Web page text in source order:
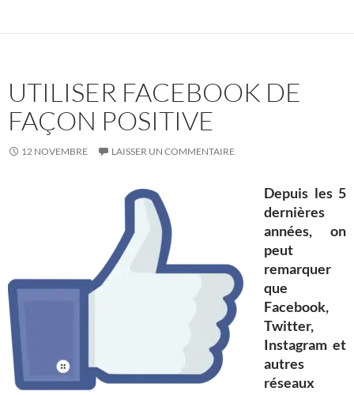
UTILISER FACEBOOK DE
FAÇON POSITIVE
12 NOVEMBRE LAISSER UN COMMENTAIRE
Depuis les 5
dernières
années, on
peut
remarquer
que
Facebook,
Twitter,
Instagram et
autres
réseaux